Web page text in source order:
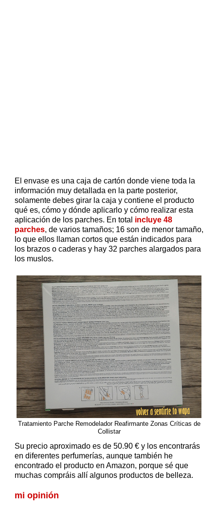
El envase es una caja de cartón donde viene toda la
información muy detallada en la parte posterior,
solamente debes girar la caja y contiene el producto
qué es, cómo y dónde aplicarlo y cómo realizar esta
aplicación de los parches. En total incluye 48
parches, de varios tamaños; 16 son de menor tamaño,
lo que ellos llaman cortos que están indicados para
los brazos o caderas y hay 32 parches alargados para
los muslos.
Tratamiento Parche Remodelador Reafirmante Zonas Críticas de
Collistar
Su precio aproximado es de 50.90 € y los encontrarás
en diferentes perfumerías, aunque también he
encontrado el producto en Amazon, porque sé que
muchas compráis allí algunos productos de belleza.
mi opinión